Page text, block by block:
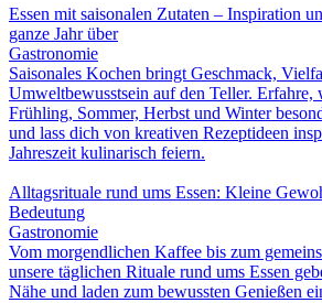
Essen mit saisonalen Zutaten – Inspiration
ganze Jahr über
Gastronomie
Saisonales Kochen bringt Geschmack,
Umweltbewusstsein auf den Teller. Erfahre,
Frühling, Sommer, Herbst und Winter
und lass dich von kreativen Rezeptideen
Jahreszeit kulinarisch feiern.
Alltagsrituale rund ums Essen: Kleine
Bedeutung
Gastronomie
Vom morgendlichen Kaffee bis zum
unsere täglichen Rituale rund ums Essen
Nähe und laden zum bewussten Genießen